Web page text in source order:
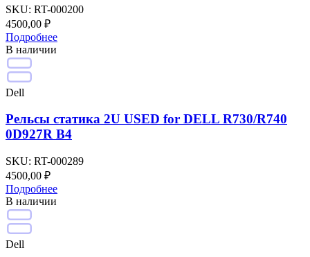
SKU: RT-000200
4500,00 ₽
Подробнее
В наличии
Dell
Рельсы cтатика 2U USED for DELL R730/R740
0D927R B4
SKU: RT-000289
4500,00 ₽
Подробнее
В наличии
Dell